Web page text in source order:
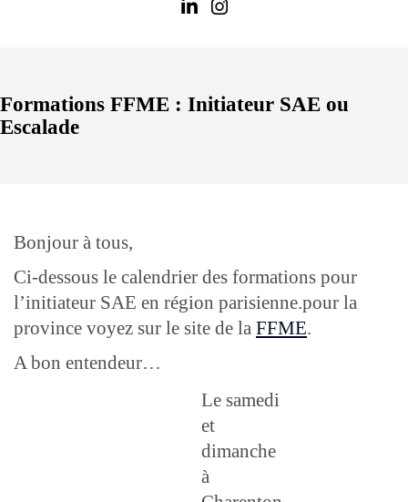
Formations FFME : Initiateur SAE ou
Escalade
Bonjour à tous,
Ci-dessous le calendrier des formations pour
l’initiateur SAE en région parisienne.pour la
province voyez sur le site de la FFME.
A bon entendeur…
Le samedi
et
dimanche
à